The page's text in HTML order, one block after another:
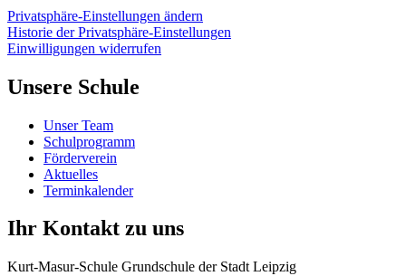
Privatsphäre-Einstellungen ändern
Historie der Privatsphäre-Einstellungen
Einwilligungen widerrufen
Unsere Schule
Unser Team
Schulprogramm
Förderverein
Aktuelles
Terminkalender
Ihr Kontakt zu uns
Kurt-Masur-Schule Grundschule der Stadt Leipzig